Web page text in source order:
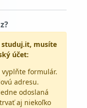
musíte
účet:
formulár.
adresu.
odoslaná
aj niekoľko